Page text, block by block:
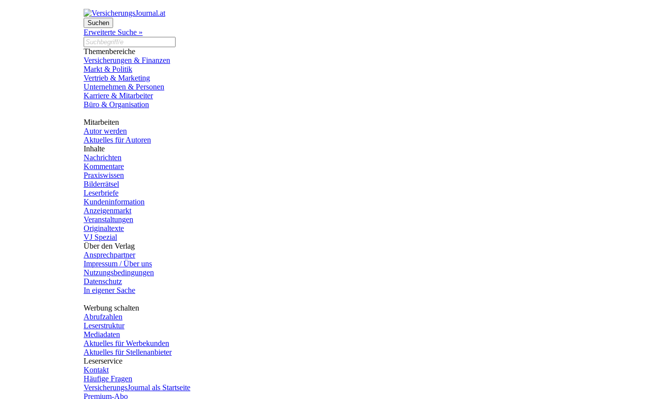
Erweiterte Suche »
Themenbereiche
Versicherungen & Finanzen
Markt & Politik
Vertrieb & Marketing
Unternehmen & Personen
Karriere & Mitarbeiter
Büro & Organisation
Mitarbeiten
Autor werden
Aktuelles für Autoren
Inhalte
Nachrichten
Kommentare
Praxiswissen
Bilderrätsel
Leserbriefe
Kundeninformation
Anzeigenmarkt
Veranstaltungen
Originaltexte
VJ Spezial
Über den Verlag
Ansprechpartner
Impressum / Über uns
Nutzungsbedingungen
Datenschutz
In eigener Sache
Werbung schalten
Abrufzahlen
Leserstruktur
Mediadaten
Aktuelles für Werbekunden
Aktuelles für Stellenanbieter
Leserservice
Kontakt
Häufige Fragen
VersicherungsJournal als Startseite
Premium-Abo